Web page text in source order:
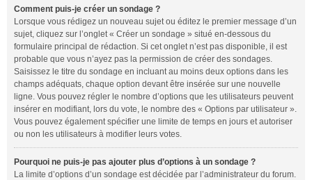
Comment puis-je créer un sondage ?
Lorsque vous rédigez un nouveau sujet ou éditez le premier message d’un
sujet, cliquez sur l’onglet « Créer un sondage » situé en-dessous du
formulaire principal de rédaction. Si cet onglet n’est pas disponible, il est
probable que vous n’ayez pas la permission de créer des sondages.
Saisissez le titre du sondage en incluant au moins deux options dans les
champs adéquats, chaque option devant être insérée sur une nouvelle
ligne. Vous pouvez régler le nombre d’options que les utilisateurs peuvent
insérer en modifiant, lors du vote, le nombre des « Options par utilisateur ».
Vous pouvez également spécifier une limite de temps en jours et autoriser
ou non les utilisateurs à modifier leurs votes.
Pourquoi ne puis-je pas ajouter plus d’options à un sondage ?
La limite d’options d’un sondage est décidée par l’administrateur du forum.